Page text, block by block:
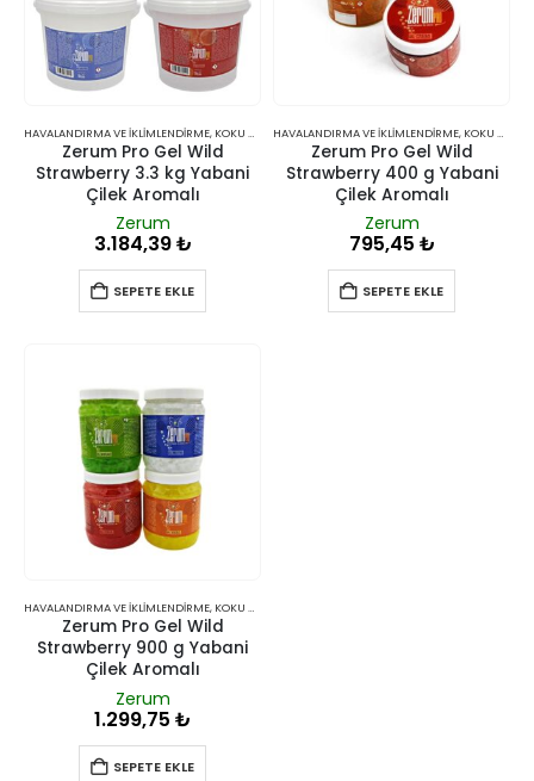
HAVALANDIRMA VE İKLIMLENDIRME, KOKU GIDERICILER
Zerum Pro Gel Wild
Strawberry 3.3 kg Yabani
Çilek Aromalı
Zerum
3.184,39₺
SEPETE EKLE
HAVALANDIRMA VE İKLIMLENDIRME, KOKU GIDERICILER
Zerum Pro Gel Wild
Strawberry 400 g Yabani
Çilek Aromalı
Zerum
795,45 ₺
SEPETE EKLE
HAVALANDIRMA VE İKLIMLENDIRME, KOKU GIDERICILER
Zerum Pro Gel Wild
Strawberry 900 g Yabani
Çilek Aromalı
Zerum
1.299,75 ₺
SEPETE EKLE